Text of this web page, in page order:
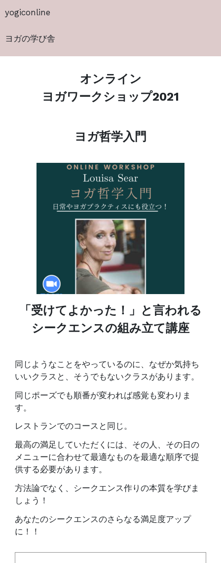
yogiconline
ヨガの学び舎
オンライン
ヨガワークショップ2021
ヨガ哲学入門
「受けてよかった！」と言われる
シークエンスの組み立て講座
同じようなことをやっているのに、なぜか気持ち
いいクラスと、そうでもないクラスがあります。
同じポーズでも順番が変われば感覚も変わりま
す。
レストランでのコースと同じ。
最高の満足していただくには、その人、その日の
メニューに合わせて最適なものを最適な順序で提
供する必要があります。
方法論でなく、シークエンス作りの本質を学びま
しょう！
あなたのシークエンスのさらなる満足度アップ
に！！